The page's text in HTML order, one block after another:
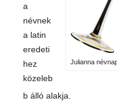
Julianna
a
névnek
a latin
eredeti
hez
közeleb
b álló alakja.